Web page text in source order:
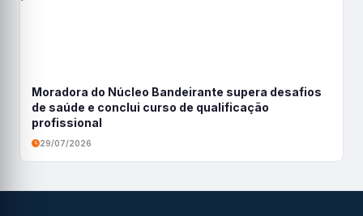
Moradora do Núcleo Bandeirante supera desafios
de saúde e conclui curso de qualificação
profissional
29/07/2026